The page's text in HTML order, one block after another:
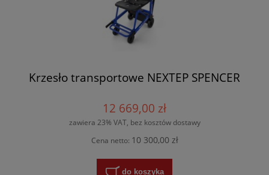
Krzesło transportowe NEXTEP SPENCER
12 669,00 zł
zawiera 23% VAT, bez kosztów dostawy
Cena netto: 10 300,00 zł
do koszyka